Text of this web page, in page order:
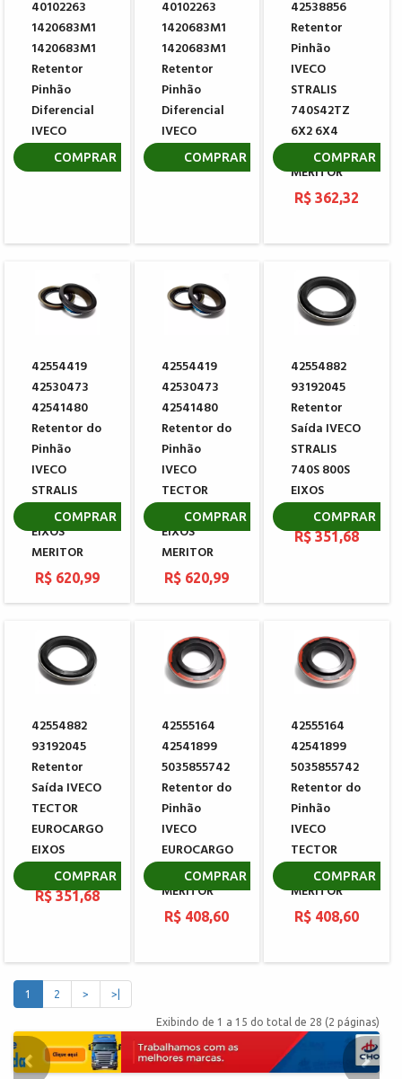
40102263
1420683M1
1420683M1
Retentor
Pinhão
Diferencial
IVECO
R$ 154,55
COMPRAR
40102263
1420683M1
1420683M1
Retentor
Pinhão
Diferencial
IVECO
R$ 94,18
COMPRAR
42538856
Retentor
Pinhão
IVECO
STRALIS
740S42TZ
6X2 6X4
EIXOS
MERITOR
R$ 362,32
COMPRAR
42554419
42530473
42541480
Retentor do
Pinhão
IVECO
STRALIS
740S 800S
EIXOS
MERITOR
R$ 620,99
COMPRAR
42554419
42530473
42541480
Retentor do
Pinhão
IVECO
TECTOR
EUROCARGO
EIXOS
MERITOR
R$ 620,99
COMPRAR
42554882
93192045
Retentor
Saída IVECO
STRALIS
740S 800S
EIXOS
MERITOR
R$ 351,68
COMPRAR
42554882
93192045
Retentor
Saída IVECO
TECTOR
EUROCARGO
EIXOS
MERITOR
R$ 351,68
COMPRAR
42555164
42541899
5035855742
Retentor do
Pinhão
IVECO
EUROCARGO
EIXOS
MERITOR
R$ 408,60
COMPRAR
42555164
42541899
5035855742
Retentor do
Pinhão
IVECO
TECTOR
EIXOS
MERITOR
R$ 408,60
COMPRAR
1 2 > >|
Exibindo de 1 a 15 do total de 28 (2 páginas)